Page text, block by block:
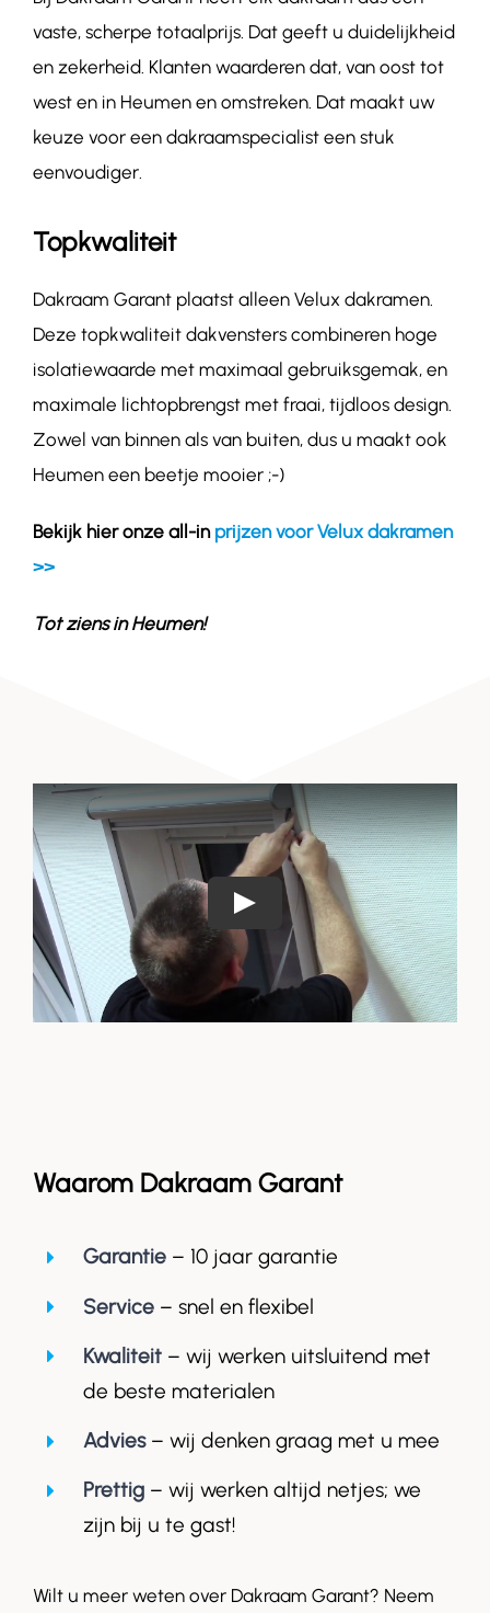
vaste, scherpe totaalprijs. Dat geeft u duidelijkheid
en zekerheid. Klanten waarderen dat, van oost tot
west en in Heumen en omstreken. Dat maakt uw
keuze voor een dakraamspecialist een stuk
eenvoudiger.
Topkwaliteit
Dakraam Garant plaatst alleen Velux dakramen.
Deze topkwaliteit dakvensters combineren hoge
isolatiewaarde met maximaal gebruiksgemak, en
maximale lichtopbrengst met fraai, tijdloos design.
Zowel van binnen als van buiten, dus u maakt ook
Heumen een beetje mooier ;-)
Bekijk hier onze all-in prijzen voor Velux dakramen
>>
Tot ziens inHeumen!
Waarom Dakraam Garant
Garantie– 10 jaar garantie
Service – snel en flexibel
Kwaliteit– wij werken uitsluitend met
de beste materialen
Advies– wij denken graag met u mee
Prettig– wij werken altijd netjes; we
zijn bij u te gast!
Wilt u meer weten over Dakraam Garant? Neem